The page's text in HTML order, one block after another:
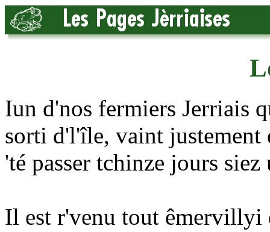
Iun d'nos fermiers Jerriais
sorti d'l'île, vaint justement
'té passer tchinze jours
Il est r'venu tout êmervillyi